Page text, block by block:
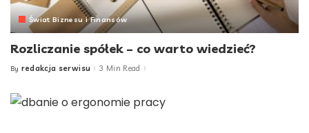
Świat Biznesu i Finansów
Rozliczanie spółek – co warto wiedzieć?
Posted
By redakcja serwisu 3 Min Read